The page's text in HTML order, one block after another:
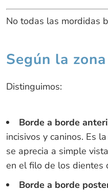
No todas las mordidas
Según la
Distinguimos:
Borde a borde
incisivos y caninos. Es
se aprecia a simple
en el filo de los dientes
Borde a borde